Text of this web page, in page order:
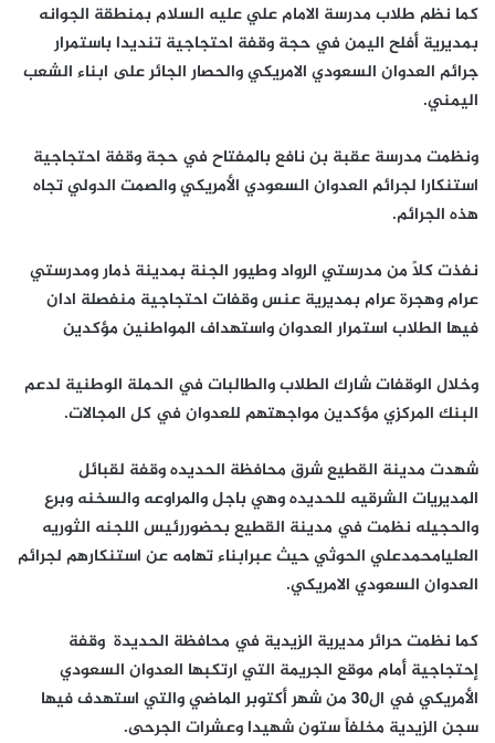
كما نظم طلاب مدرسة الامام علي عليه السلام بمنطقة الجوانه
بمديرية أفلح اليمن في حجة وقفة احتجاجية تنديدا باستمرار
جرائم العدوان السعودي الامريكي والحصار الجائر على ابناء الشعب
اليمني.
ونظمت مدرسة عقبة بن نافع بالمفتاح في حجة وقفة احتجاجية
استنكارا لجرائم العدوان السعودي اﻷمريكي والصمت الدولي تجاه
هذه الجرائم.
نفذت كلاً من مدرستي الرواد وطيور الجنة بمدينة ذمار ومدرستي
عرام وهجرة عرام بمديرية عنس وقفات احتجاجية منفصلة ادان
فيها الطلاب استمرار العدوان واستهداف المواطنين مؤكدين
وخلال الوقفات شارك الطلاب والطالبات في الحملة الوطنية لدعم
البنك المركزي مؤكدين مواجهتهم للعدوان في كل المجالات.
شهدت مدينة القطيع شرق محافظة الحديده وقفة لقبائل
المديريات الشرقيه للحديده وهي باجل والمراوعه والسخنه وبرع
والحجيله نظمت في مدينة القطيع بحضوررئيس اللجنه الثوريه
العليامحمدعلي الحوثي حيث عبرابناء تهامه عن استنكارهم لجرائم
العدوان السعودي الامريكي.
كما نظمت حرائر مديرية الزيدية في محافظة الحديدة وقفة
إحتجاجية أمام موقع الجريمة التي ارتكبها العدوان السعودي
الأمريكي في ال30 من شهر أكتوبر الماضي والتي استهدف فيها
سجن الزيدية مخلفاً ستون شهيدا وعشرات الجرحى.